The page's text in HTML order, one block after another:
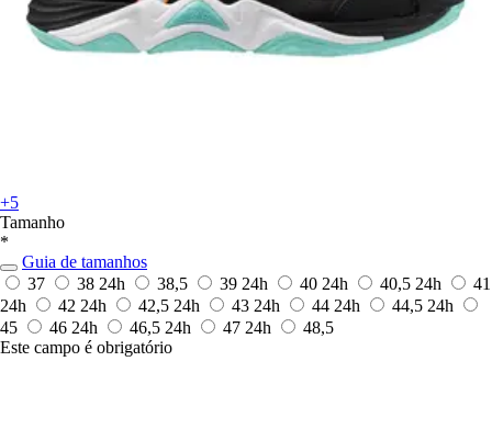
+5
Tamanho
*
Guia de tamanhos
37
38 24h 38,5 39 24h 40 24h 40,5 24h
41
24h
42 24h 42,5 24h 43 24h 44 24h 44,5 24h
45
46 24h 46,5 24h 47 24h
48,5
Este campo é obrigatório